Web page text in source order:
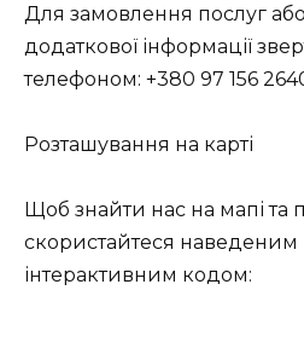
Для замовлення послуг
додаткової інформації
телефоном: +380 97 156
Розташування на карті
Щоб знайти нас на мапі та
скористайтеся
інтерактивним кодом: